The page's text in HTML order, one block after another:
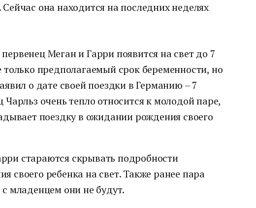
она находится на последних неделях
Меган и Гарри появится на свет до 7
только предполагаемый срок беременности, но
о дате своей поездки в Германию – 7
очень тепло относится к молодой паре,
поездку в ожидании рождения своего
стараются скрывать подробности
своего ребенка на свет. Также ранее пара
младенцем они не будут.